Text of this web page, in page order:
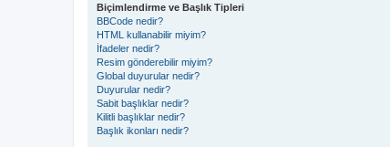
Biçimlendirme ve Başlık Tipleri
BBCode nedir?
HTML kullanabilir miyim?
İfadeler nedir?
Resim gönderebilir miyim?
Global duyurular nedir?
Duyurular nedir?
Sabit başlıklar nedir?
Kilitli başlıklar nedir?
Başlık ikonları nedir?